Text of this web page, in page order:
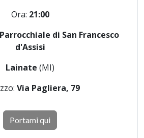
Ora: 21:00
di San Francesco
d'Assisi
Lainate (MI)
Via Pagliera, 79
Portami qui